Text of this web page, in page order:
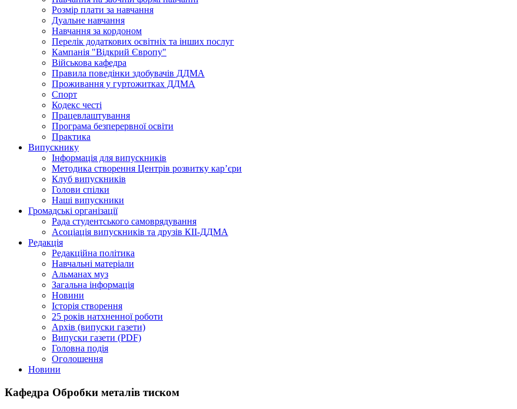
Розмір плати за навчання
Дуальне навчання
Навчання за кордоном
Перелік додаткових освітніх та інших послуг
Кампанія "Відкрий Європу"
Військова кафедра
Правила поведінки здобувачів ДДМА
Проживання у гуртожитках ДДМА
Спорт
Кодекс честі
Працевлаштування
Програма безперервної освіти
Практика
Випускнику
Інформація для випускників
Методика створення Центрів розвитку кар’єри
Клуб випускників
Голови спілки
Наші випускники
Громадські організації
Рада студентського самоврядування
Асоціація випускників та друзів КІІ-ДДМА
Редакція
Редакційна політика
Навчальні матеріали
Альманах муз
Загальна інформація
Новини
Історія створення
25 років натхненної роботи
Архів (випуски газети)
Випуски газети (PDF)
Головна подія
Оголошення
Новини
Кафедра Обробки металів тиском